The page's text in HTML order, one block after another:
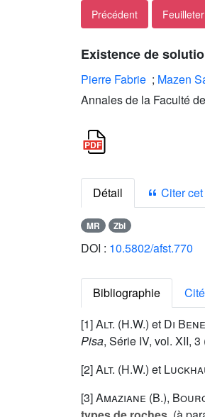
Précédent Feuilleter
Existence de
Pierre Fabrie ; Mazen
Annales de la Faculté
Détail Citer
MR Zbl
DOI : 10.5802/afst.770
Bibliographie
[1]Alt. (H.W.) et Di
Pisa, Série IV, vol. XII, 3
[2]Alt. (H.W.) et
[3]Amaziane (B.),